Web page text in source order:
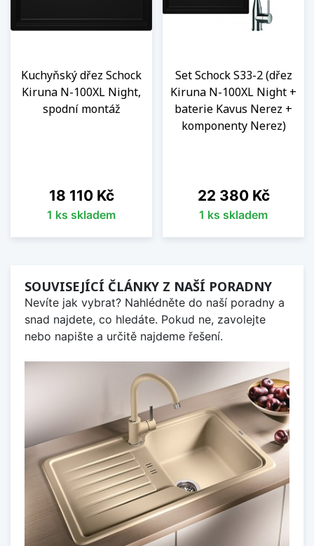
Kuchyňský dřez Schock
Kiruna N-100XL Night,
spodní montáž
Cena
18 110 Kč
1 ks skladem
Set Schock S33-2 (dřez
Kiruna N-100XL Night +
baterie Kavus Nerez +
komponenty Nerez)
Cena
22 380 Kč
1 ks skladem
SOUVISEJÍCÍ ČLÁNKY Z NAŠÍ PORADNY
Nevíte jak vybrat? Nahlédněte do naší poradny a
snad najdete, co hledáte. Pokud ne, zavolejte
nebo napište a určitě najdeme řešení.